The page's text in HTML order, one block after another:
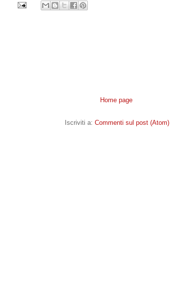
Home page
Iscriviti a: Commenti sul post (Atom)